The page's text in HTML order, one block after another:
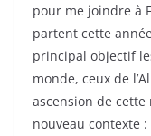
pour me joindre à
partent cette
principal objectif
monde, ceux de
ascension de
nouveau contexte